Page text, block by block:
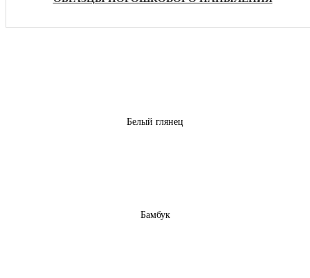
Бамбук
Белый глянец